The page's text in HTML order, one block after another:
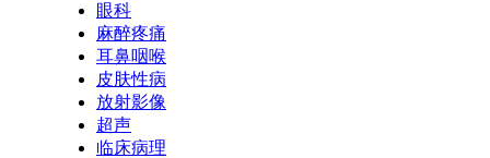
眼科
麻醉疼痛
耳鼻咽喉
皮肤性病
放射影像
超声
临床病理